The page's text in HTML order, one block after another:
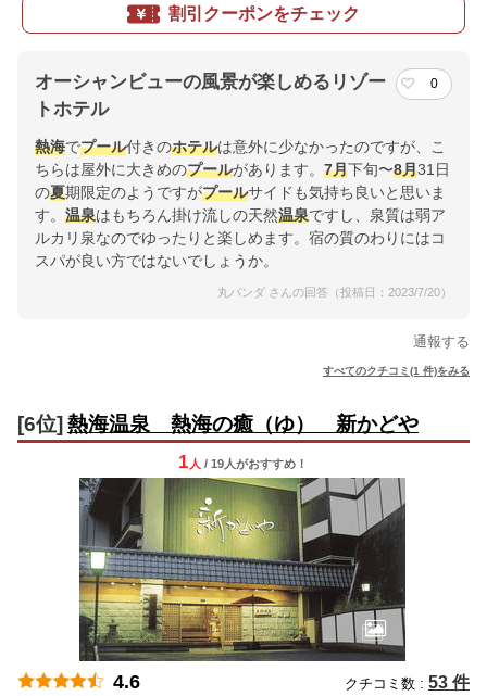
割引クーポンをチェック
オーシャンビューの風景が楽しめるリゾー
トホテル
0
熱海でプール付きのホテルは意外に少なかったのですが、こ
ちらは屋外に大きめのプールがあります。 7月下旬〜8月31日
の夏期限定のようですがプールサイドも気持ち良いと思いま
す。 温泉はもちろん掛け流しの天然温泉ですし、泉質は弱ア
ルカリ泉なのでゆったりと楽しめます。宿の質のわりにはコ
スパが良い方ではないでしょうか。
丸パンダ さんの回答（投稿日：2023/7/20）
通報する
すべてのクチコミ(1 件)をみる
[6位] 熱海温泉 熱海の癒（ゆ） 新かどや
1 人 / 19人がおすすめ！
4.6 クチコミ数 : 53 件